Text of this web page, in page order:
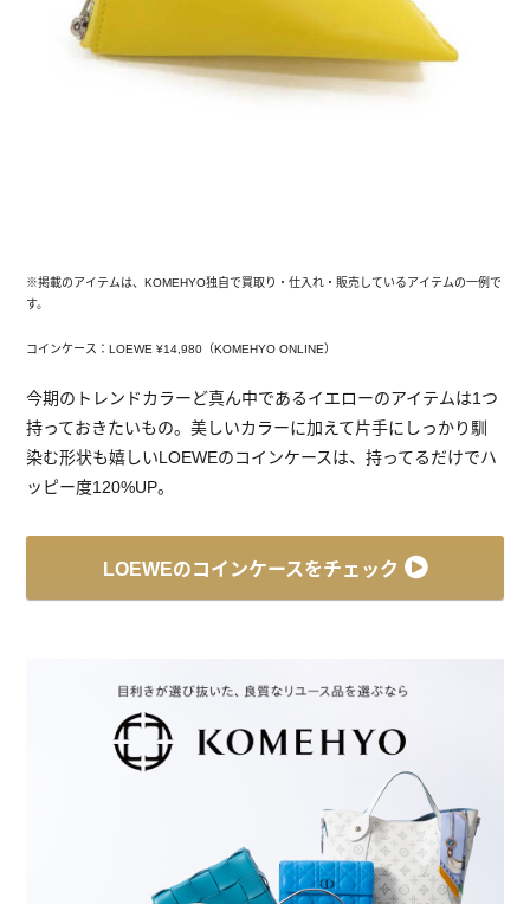
※掲載のアイテムは、KOMEHYO独自で買取り・仕入れ・販売しているアイテムの一例で
す。
コインケース：LOEWE ¥14,980（KOMEHYO ONLINE）
今期のトレンドカラーど真ん中であるイエローのアイテムは1つ
持っておきたいもの。美しいカラーに加えて片手にしっかり馴
染む形状も嬉しいLOEWEのコインケースは、持ってるだけでハ
ッピー度120%UP。
LOEWEのコインケースをチェック